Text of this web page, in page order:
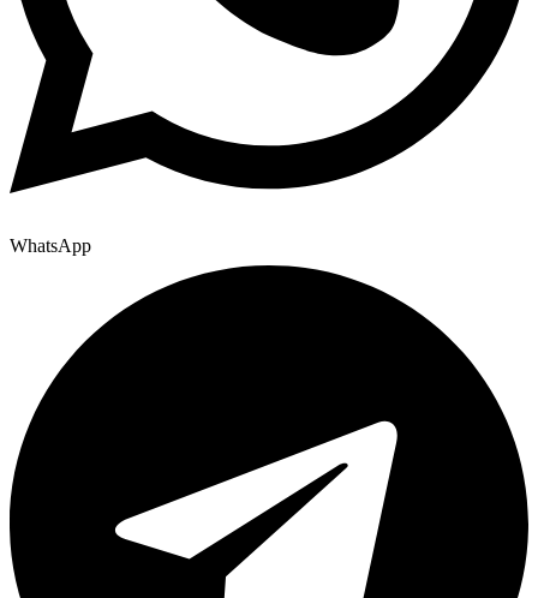
WhatsApp